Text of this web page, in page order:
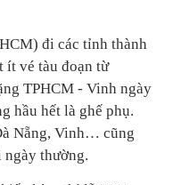
đi các tỉnh thành
ít vé tàu đoạn từ
TPHCM - Vinh ngày
hầu hết là ghế phụ.
Nẵng, Vinh… cũng
ngày thường.